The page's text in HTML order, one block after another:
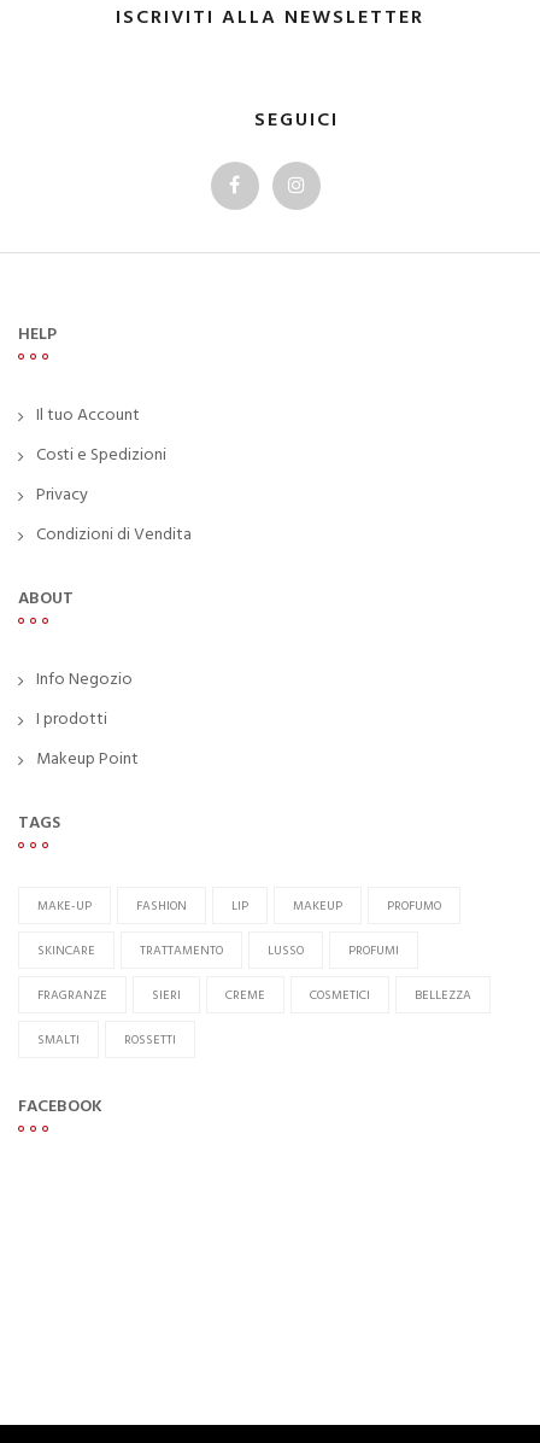
ISCRIVITI ALLA NEWSLETTER
SEGUICI
HELP
Il tuo Account
Costi e Spedizioni
Privacy
Condizioni di Vendita
ABOUT
Info Negozio
I prodotti
Makeup Point
TAGS
MAKE-UP FASHION LIP MAKEUP PROFUMO
SKINCARE TRATTAMENTO LUSSO PROFUMI
FRAGRANZE SIERI CREME COSMETICI BELLEZZA
SMALTI ROSSETTI
FACEBOOK